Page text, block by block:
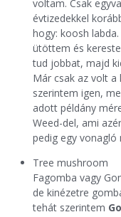
voltam. Csak
évtizedekkel
hogy: koosh
ütöttem és
tud jobbat, majd
Már csak az volt a
szerintem igen,
adott példány
Weed-del, ami
pedig egy vonagló
Tree mushroom
Fagomba vagy
de kinézetre
tehát szerintem